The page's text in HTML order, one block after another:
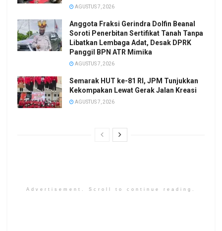
AGUSTUS 7, 2026
Anggota Fraksi Gerindra Dolfin Beanal
Soroti Penerbitan Sertifikat Tanah Tanpa
Libatkan Lembaga Adat, Desak DPRK
Panggil BPN ATR Mimika
AGUSTUS 7, 2026
Semarak HUT ke-81 RI, JPM Tunjukkan
Kekompakan Lewat Gerak Jalan Kreasi
AGUSTUS 7, 2026
Advertisement. Scroll to continue reading.